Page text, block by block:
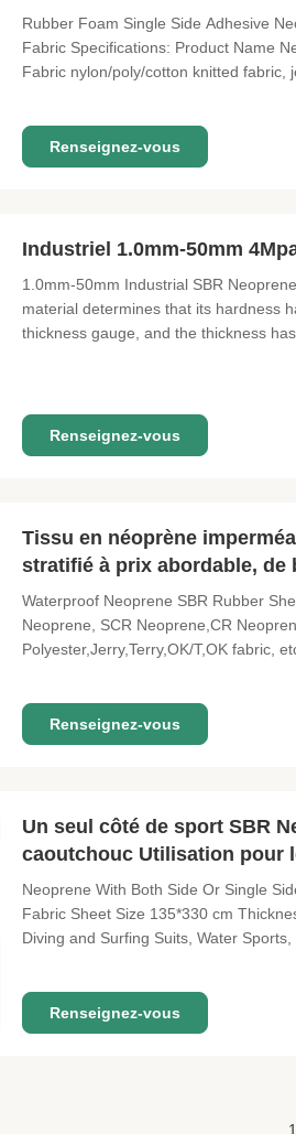
Rubber Foam Single Side Adhesive
Fabric Specifications: Product Name
Fabric nylon/poly/cotton knitted fabric,
Renseignez-vous
Industriel 1.0mm-50mm
1.0mm-50mm Industrial SBR
material determines that its hardness
thickness gauge, and the thickness
Renseignez-vous
Tissu en néoprène
stratifié à prix abordable, de
Waterproof Neoprene SBR Rubber
Neoprene, SCR Neoprene,CR
Polyester,Jerry,Terry,OK/T,OK fabric,
Renseignez-vous
Un seul côté de sport SBR
caoutchouc Utilisation pour
Neoprene With Both Side Or Single
Fabric Sheet Size 135*330 cm
Diving and Surfing Suits, Water
Renseignez-vous
1